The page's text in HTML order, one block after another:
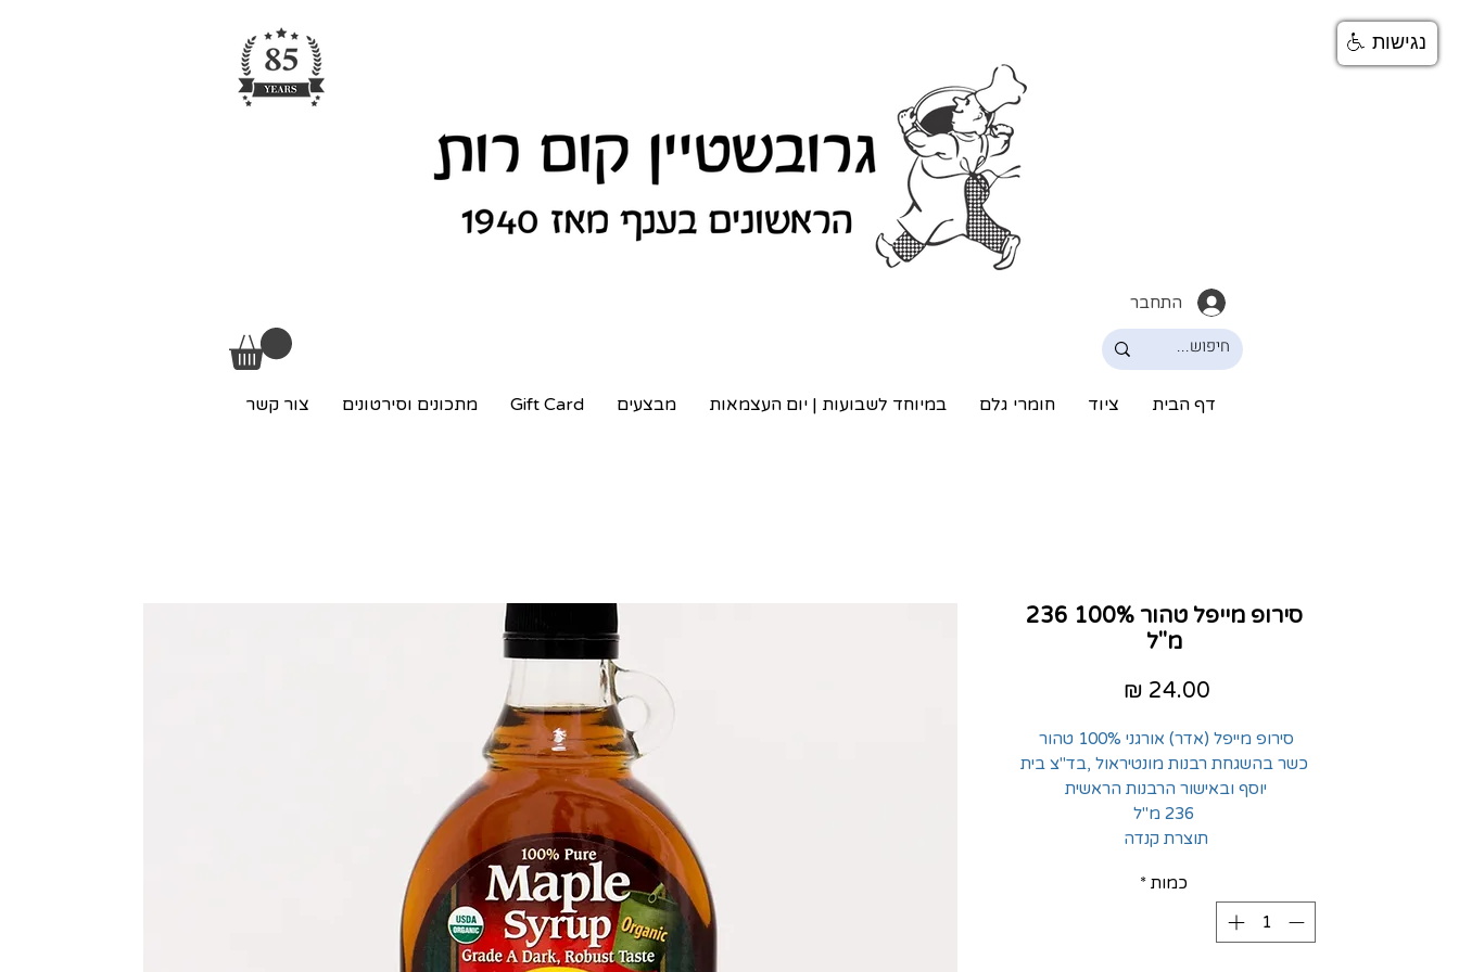
התחבר
דף הבית ציוד חומרי גלם במיוחד לשבועות | יום העצמאות מבצעים Gift Card מתכונים וסירטונים צור קשר
סירופ מייפל טהור 100% 236
מ"ל
סירופ מייפל (אדר) אורגני 100% טהור
כשר בהשגחת רבנות מונטיראול ,בד"צ בית
יוסף ובאישור הרבנות הראשית
236 מ"ל
תוצרת קנדה
כמות *
נגישות